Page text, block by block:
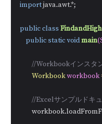
import java.awt.*;
publicclass
publicstaticvoidmain
//Workbookインスタ
Workbookworkbook
//Excelサンプルドキ